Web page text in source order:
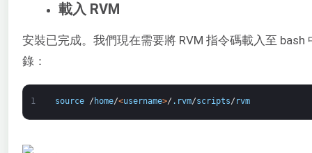
載入 RVM
安裝已完成。我們現在需要將 RVM 指令碼載入至
錄：
1 source / home/<username>/ . rvm/scripts/ rvm